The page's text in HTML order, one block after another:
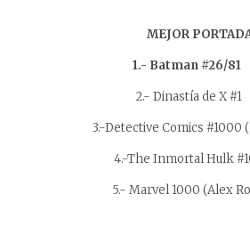
MEJOR
1.- Batman #26/81
2.- Dinastía de X #1
3.-Detective Comics #1000
4.-The Inmortal Hulk
5.- Marvel 1000 (Alex